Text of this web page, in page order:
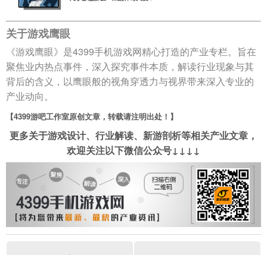
关于游戏鹰眼
《游戏鹰眼》是4399手机游戏网精心打造的产业专栏。旨在
聚焦业内热点事件，深入探究事件本质，解读行业现象与其
背后的含义，以鹰眼般的视角穿透力与视界带来深入专业的
产业动向。
【4399游吧工作室原创文章，转载请注明出处！】
更多关于游戏设计、行业解读、新游剖析等相关产业文章，
欢迎关注以下微信公众号↓↓↓↓